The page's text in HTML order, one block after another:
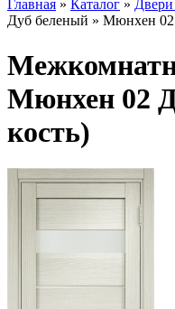
Главная » Каталог »
Дуб беленый » Мюнхен
Мюнхен 02
кость)